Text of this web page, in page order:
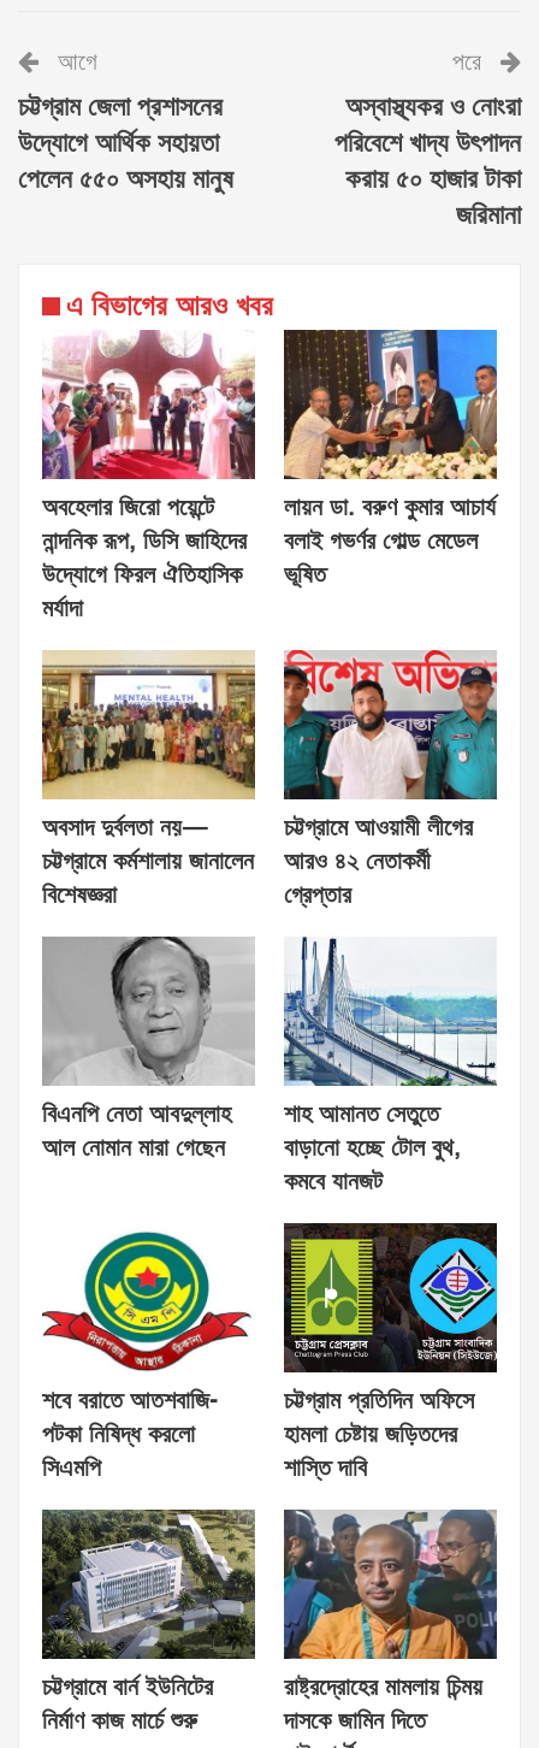
আগে
চট্টগ্রাম জেলা প্রশাসনের
উদ্যোগে আর্থিক সহায়তা
পেলেন ৫৫০ অসহায় মানুষ
পরে
অস্বাস্থ্যকর ও নোংরা
পরিবেশে খাদ্য উৎপাদন
করায় ৫০ হাজার টাকা
জরিমানা
এ বিভাগের আরও খবর
অবহেলার জিরো পয়েন্টে
নান্দনিক রূপ, ডিসি জাহিদের
উদ্যোগে ফিরল ঐতিহাসিক
মর্যাদা
লায়ন ডা. বরুণ কুমার আচার্য
বলাই গভর্ণর গোল্ড মেডেল
ভূষিত
অবসাদ দুর্বলতা নয়—
চট্টগ্রামে কর্মশালায় জানালেন
বিশেষজ্ঞরা
চট্টগ্রামে আওয়ামী লীগের
আরও ৪২ নেতাকর্মী
গ্রেপ্তার
বিএনপি নেতা আবদুল্লাহ
আল নোমান মারা গেছেন
শাহ আমানত সেতুতে
বাড়ানো হচ্ছে টোল বুথ,
কমবে যানজট
শবে বরাতে আতশবাজি-
পটকা নিষিদ্ধ করলো
সিএমপি
চট্টগ্রাম প্রতিদিন অফিসে
হামলা চেষ্টায় জড়িতদের
শাস্তি দাবি
চট্টগ্রামে বার্ন ইউনিটের
নির্মাণ কাজ মার্চে শুরু
রাষ্ট্রদ্রোহের মামলায় চিন্ময়
দাসকে জামিন দিতে